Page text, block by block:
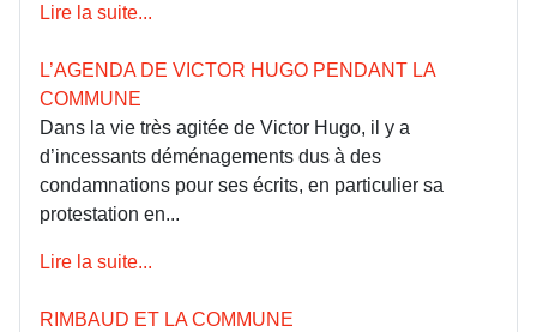
Lire la suite...
L’AGENDA DE VICTOR HUGO PENDANT LA
COMMUNE
Dans la vie très agitée de Victor Hugo, il y a
d’incessants déménagements dus à des
condamnations pour ses écrits, en particulier sa
protestation en...
Lire la suite...
RIMBAUD ET LA COMMUNE